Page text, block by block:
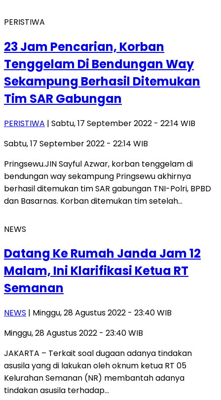
PERISTIWA
23 Jam Pencarian, Korban
Tenggelam Di Bendungan Way
Sekampung Berhasil Ditemukan
Tim SAR Gabungan
PERISTIWA | Sabtu, 17 September 2022 - 22:14 WIB
Sabtu, 17 September 2022 - 22:14 WIB
Pringsewu.JIN Sayful Azwar, korban tenggelam di
bendungan way sekampung Pringsewu akhirnya
berhasil ditemukan tim SAR gabungan TNI-Polri, BPBD
dan Basarnas. Korban ditemukan tim setelah…
NEWS
Datang Ke Rumah Janda Jam 12
Malam, Ini Klarifikasi Ketua RT
Semanan
NEWS | Minggu, 28 Agustus 2022 - 23:40 WIB
Minggu, 28 Agustus 2022 - 23:40 WIB
JAKARTA – Terkait soal dugaan adanya tindakan
asusila yang di lakukan oleh oknum ketua RT 05
Kelurahan Semanan (NR) membantah adanya
tindakan asusila terhadap…